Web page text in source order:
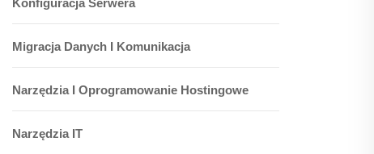
Konfiguracja Serwera
Migracja Danych I Komunikacja
Narzędzia I Oprogramowanie Hostingowe
Narzędzia IT